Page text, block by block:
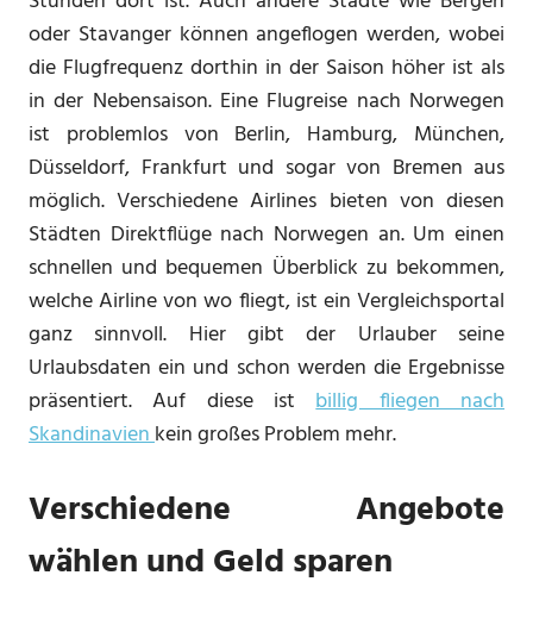
oder Stavanger können angeflogen werden, wobei
die Flugfrequenz dorthin in der Saison höher ist als
in der Nebensaison. Eine Flugreise nach Norwegen
ist problemlos von Berlin, Hamburg, München,
Düsseldorf, Frankfurt und sogar von Bremen aus
möglich. Verschiedene Airlines bieten von diesen
Städten Direktflüge nach Norwegen an. Um einen
schnellen und bequemen Überblick zu bekommen,
welche Airline von wo fliegt, ist ein Vergleichsportal
ganz sinnvoll. Hier gibt der Urlauber seine
Urlaubsdaten ein und schon werden die Ergebnisse
präsentiert. Auf diese istbillig fliegen nach
Skandinavienkein großes Problem mehr.
Verschiedene Angebote
wählen und Geld sparen